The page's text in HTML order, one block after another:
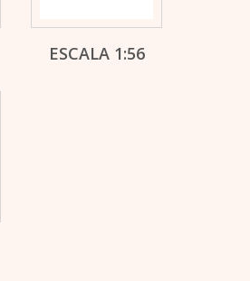
ESCALA 1:56